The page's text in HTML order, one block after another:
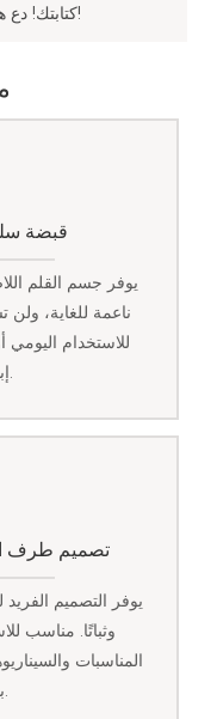
كتابتك! دع هذا القلم الفريد والقوي رفيقك في الكتابة!
قبضة
يوفر جسم القلم
ناعمة للغاية، ولن
للاستخدام اليومي
إبداعك وشخصيتك.
تصميم طرف
يوفر التصميم
وثباتًا. مناسب
المناسبات
بشكل أكثر راحة.